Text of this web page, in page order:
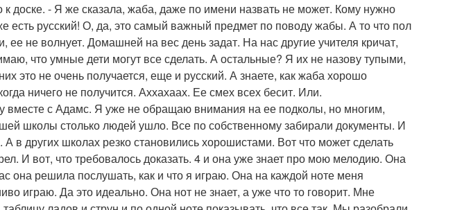
доске. - Я же сказала, жаба, даже по имени назвать не может. Кому нужно
есть русский! О, да, это самый важный предмет по поводу жабы. А то что пол
ее не волнует. Домашней на вес день задат. На нас другие учителя кричат,
что умные дети могут все сделать. А остальные? Я их не назову тупыми,
это не очень получается, еще и русский. А знаете, как жаба хорошо
ничего не получится. Аххахаах. Ее смех всех бесит. Или.
вместе с Адамс. Я уже не обращаю внимания на ее подколы, но многим,
школы столько людей ушло. Все по собственному забирали документы. И
в других школах резко становились хорошистами. Вот что может сделать
И вот, что требовалось доказать. 4 и она уже знает про мою мелодию. Она
она решила послушать, как и что я играю. Она на каждой ноте меня
играю. Да это идеально. Она нот не знает, а уже что то говорит. Мне